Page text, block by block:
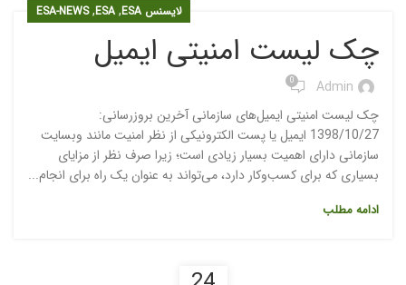
لایسنس ESA ,
ESA
,
ESA-NEWS
چک لیست امنیتی ایمیل
Admin
0
چک لیست امنیتی ایمیل‌های سازمانی آخرین بروزرسانی:
1398/10/27 ایمیل یا پست الکترونیکی از نظر امنیت مانند وبسایت
سازمانی دارای اهمیت بسیار زیادی است؛ زیرا صرف نظر از مزایای
بسیاری که برای کسب‌وکار دارد، می‌تواند به عنوان یک راه برای انجام...
ادامه مطلب